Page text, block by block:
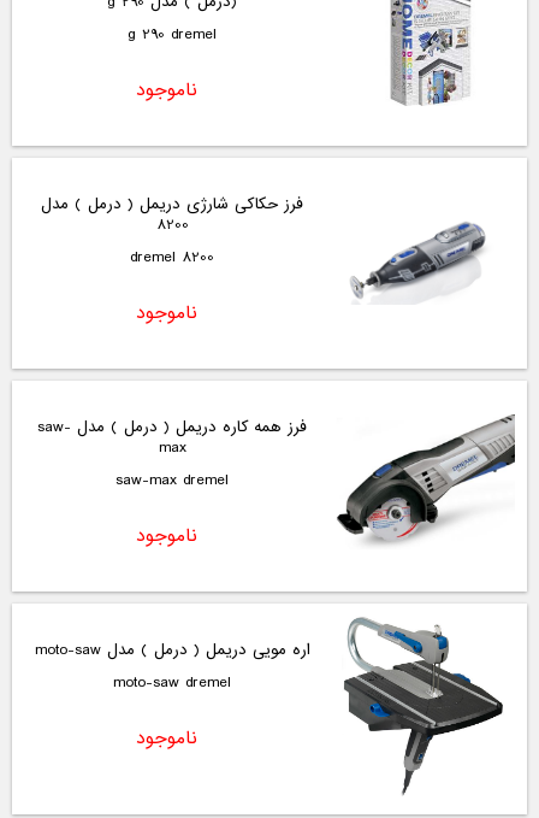
g 290 dremel
ناموجود
فرز حکاکی شارژی دریمل ( درمل ) مدل
8200
8200 dremel
ناموجود
فرز همه کاره دریمل ( درمل ) مدل saw-
max
saw-max dremel
ناموجود
اره مویی دریمل ( درمل ) مدل moto-saw
moto-saw dremel
ناموجود